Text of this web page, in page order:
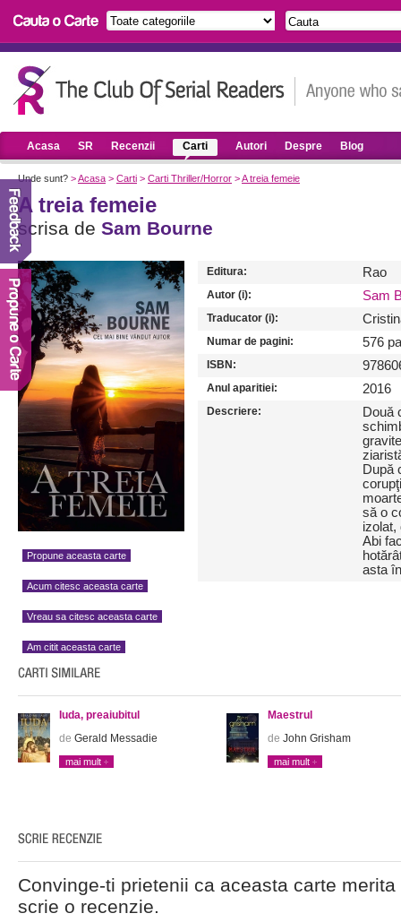
Acasa SR Recenzii Carti Autori Despre Blog
Unde sunt? >Acasa > Carti > Carti Thriller/Horror >A treia femeie
A treia femeie
scrisa de Sam Bourne
Propune aceasta carte
Acum citesc aceasta carte
Vreau sa citesc aceasta carte
Am citit aceasta carte
Editura: Rao
Autor (i): Sam
Traducator (i):
Numar de pagini: 576
ISBN:
Anul aparitiei: 2016
Descriere:
Două
După
să o
izolat,
Abi
asta
Iuda, preaiubitul
de Gerald Messadie
mai mult
Maestrul
de John Grisham
mai mult
Convinge-ti prietenii ca aceasta carte
scrie o recenzie.